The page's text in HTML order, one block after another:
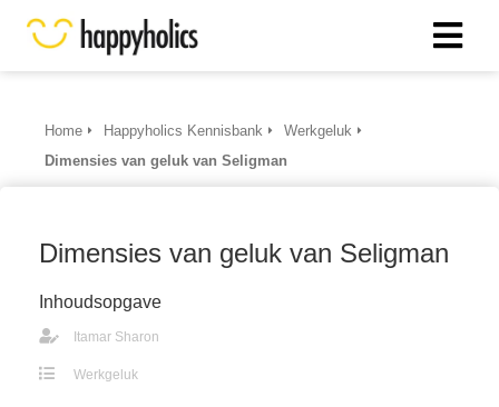
Home Happyholics Kennisbank
Werkgeluk
Dimensies van geluk van Seligman
Dimensies van geluk van Seligman
Inhoudsopgave
Itamar Sharon
Werkgeluk